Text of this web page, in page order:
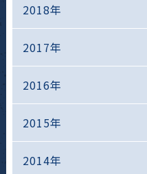
2018年
2017年
2016年
2015年
2014年